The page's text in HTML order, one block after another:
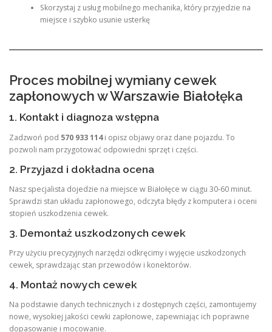
Skorzystaj z usług mobilnego mechanika, który przyjedzie na
miejsce i szybko usunie usterkę
Proces mobilnej wymiany cewek
zapłonowych w Warszawie Białołęka
1. Kontakt i diagnoza wstępna
Zadzwoń pod 570 933 114i opisz objawy oraz dane pojazdu. To
pozwoli nam przygotować odpowiedni sprzęt i części.
2. Przyjazd i dokładna ocena
Nasz specjalista dojedzie na miejsce w Białołęce w ciągu 30-60 minut.
Sprawdzi stan układu zapłonowego, odczyta błędy z komputera i oceni
stopień uszkodzenia cewek.
3. Demontaż uszkodzonych cewek
Przy użyciu precyzyjnych narzędzi odkręcimy i wyjęcie uszkodzonych
cewek, sprawdzając stan przewodów i konektorów.
4. Montaż nowych cewek
Na podstawie danych technicznych i z dostępnych części, zamontujemy
nowe, wysokiej jakości cewki zapłonowe, zapewniając ich poprawne
dopasowanie i mocowanie.